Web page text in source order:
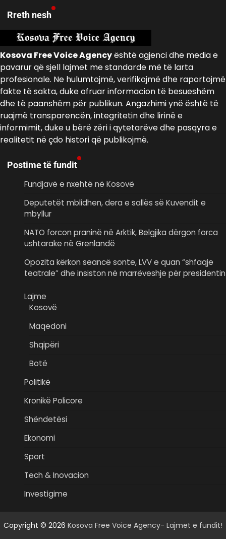
Rreth nesh
Kosova Free Voice Agencyështë agjenci dhe media e
pavarur që sjell lajmet me standarde më të larta
profesionale. Ne hulumtojmë, verifikojmë dhe raportojmë
fakte të sakta, duke ofruar informacion të besueshëm
dhe të paanshëm për publikun. Angazhimi ynë është të
ruajmë transparencën, integritetin dhe lirinë e
informimit, duke u bërë zëri i qytetarëve dhe pasqyra e
realitetit në çdo histori që publikojmë.
Postime të fundit
Fundjavë e nxehtë në Kosovë
Deputetët mblidhen, dera e sallës së Kuvendit e
mbyllur
NATO forcon praninë në Arktik, Belgjika dërgon forca
ushtarake në Grenlandë
Opozita kërkon seancë sonte, LVV e quan “shfaqje
teatrale” dhe insiston në marrëveshje për presidentin
Lajme
Kosovë
Maqedoni
Shqipëri
Botë
Politikë
Kronikë Policore
Shëndetësi
Ekonomi
Sport
Tech & Inovacion
Investigime